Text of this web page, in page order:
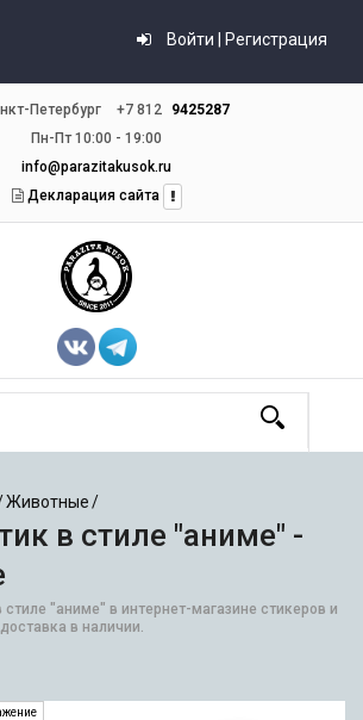
Войти | Регистрация
Петербург +7 812
9425287
Пн-Пт 10:00 - 19:00
info@parazitakusok.ru
Декларация сайта
Животные
в стиле "аниме" -
"аниме" в интернет-магазине стикеров и
в наличии.